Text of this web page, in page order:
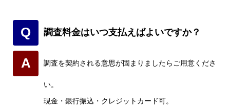
Q 調査料金はいつ支払えばよいですか？
A 調査を契約される意思が固まりましたらご用意くださ
い。
現金・銀行振込・クレジットカード可。